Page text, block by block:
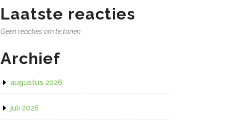
Laatste reacties
Geen reacties om te tonen.
Archief
augustus 2026
juli 2026